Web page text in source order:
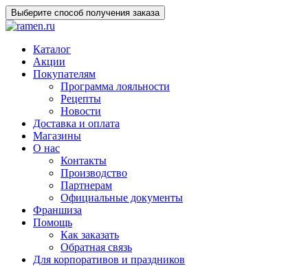
Выберите способ получения заказа
Каталог
Акции
Покупателям
Программа лояльности
Рецепты
Новости
Доставка и оплата
Магазины
О нас
Контакты
Производство
Партнерам
Официальные документы
Франшиза
Помощь
Как заказать
Обратная связь
Для корпоративов и праздников